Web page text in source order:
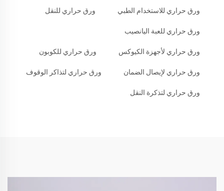
ورق حراري للاستخدام الطبي ورق حراري للنقل
ورق حراري للعبة اليانصيب
ورق حراري لأجهزة الكيوكس ورق حراري للكوبون
ورق حراري لإيصال الضمان ورق حراري لتذاكر الوقوف
ورق حراري لتذكرة النقل